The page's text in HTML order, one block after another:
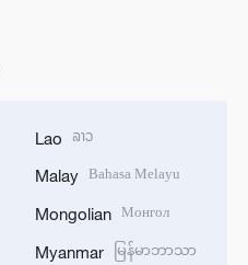
Lao ລາວ
Malay Bahasa Melayu
Mongolian Монгол
Myanmar မြန်မာဘာသာ